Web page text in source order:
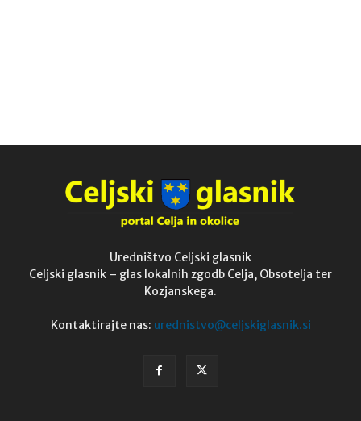
Uredništvo Celjski glasnik
Celjski glasnik – glas lokalnih zgodb Celja, Obsotelja ter
Kozjanskega.
Kontaktirajte nas: urednistvo@celjskiglasnik.si